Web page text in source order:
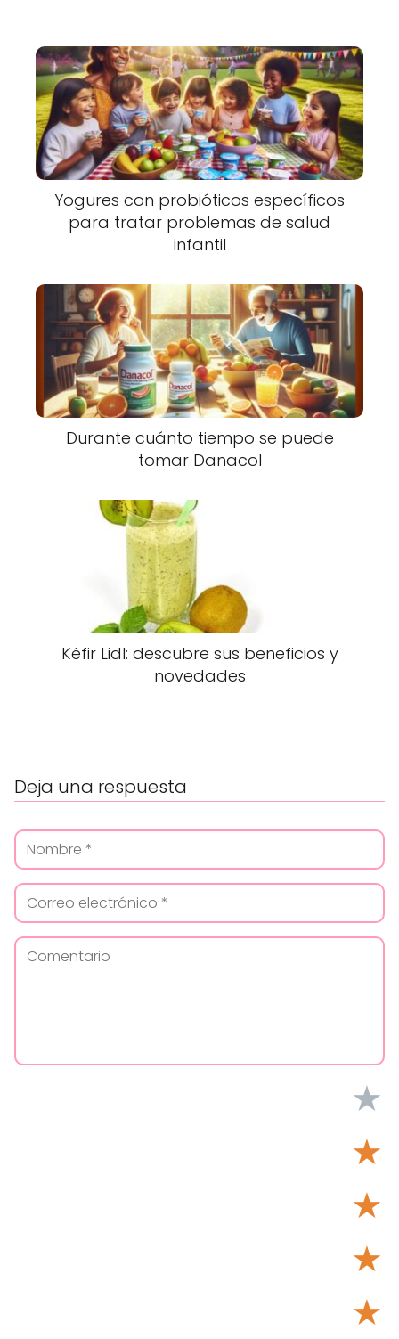
Yogures con probióticos específicos
para tratar problemas de salud
infantil
Durante cuánto tiempo se puede
tomar Danacol
Kéfir Lidl: descubre sus beneficios y
novedades
Deja una respuesta
★
★
★
★
★